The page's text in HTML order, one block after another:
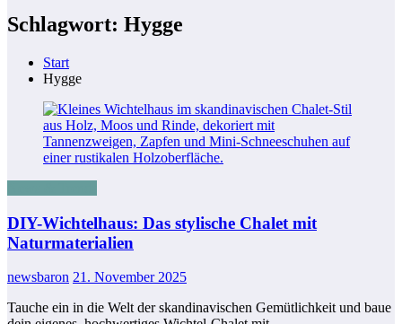
Schlagwort: Hygge
Start
Hygge
DIY-Wichtelhaus: Das stylische Chalet mit
Naturmaterialien
newsbaron 21. November 2025
Tauche ein in die Welt der skandinavischen Gemütlichkeit und baue